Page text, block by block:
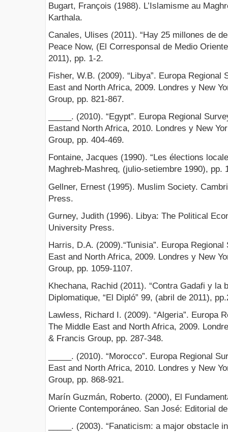
Bugart, François (1988). L’Islamisme au
Karthala.
Canales, Ulises (2011). “Hay 25 millones de
Peace Now, (El Corresponsal de Medio
2011), pp. 1-2.
Fisher, W.B. (2009). “Libya”. Europa
East and North Africa, 2009. Londres y New
Group, pp. 821-867.
_____. (2010). “Egypt”. Europa Regional
Eastand North Africa, 2010. Londres y New
Group, pp. 404-469.
Fontaine, Jacques (1990). “Les élections
Maghreb-Mashreq, (julio-setiembre 1990), pp.
Gellner, Ernest (1995). Muslim Society.
Press.
Gurney, Judith (1996). Libya: The Political
University Press.
Harris, D.A. (2009).“Tunisia”. Europa
East and North Africa, 2009. Londres y New
Group, pp. 1059-1107.
Khechana, Rachid (2011). “Contra Gadafi y la
Diplomatique, “El Dipló” 99, (abril de 2011),
Lawless, Richard I. (2009). “Algeria”. Europa
The Middle East and North Africa, 2009.
& Francis Group, pp. 287-348.
_____. (2010). “Morocco”. Europa Regional
East and North Africa, 2010. Londres y New
Group, pp. 868-921.
Marín Guzmán, Roberto. (2000), El
Oriente Contemporáneo. San José: Editorial
_____. (2003). “Fanaticism: a major obstacle